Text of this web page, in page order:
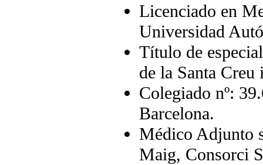
Licenciado en
Universidad
Título de
de la Santa Creu
Colegiado nº:
Barcelona.
Médico Adjunto
Maig, Consorci